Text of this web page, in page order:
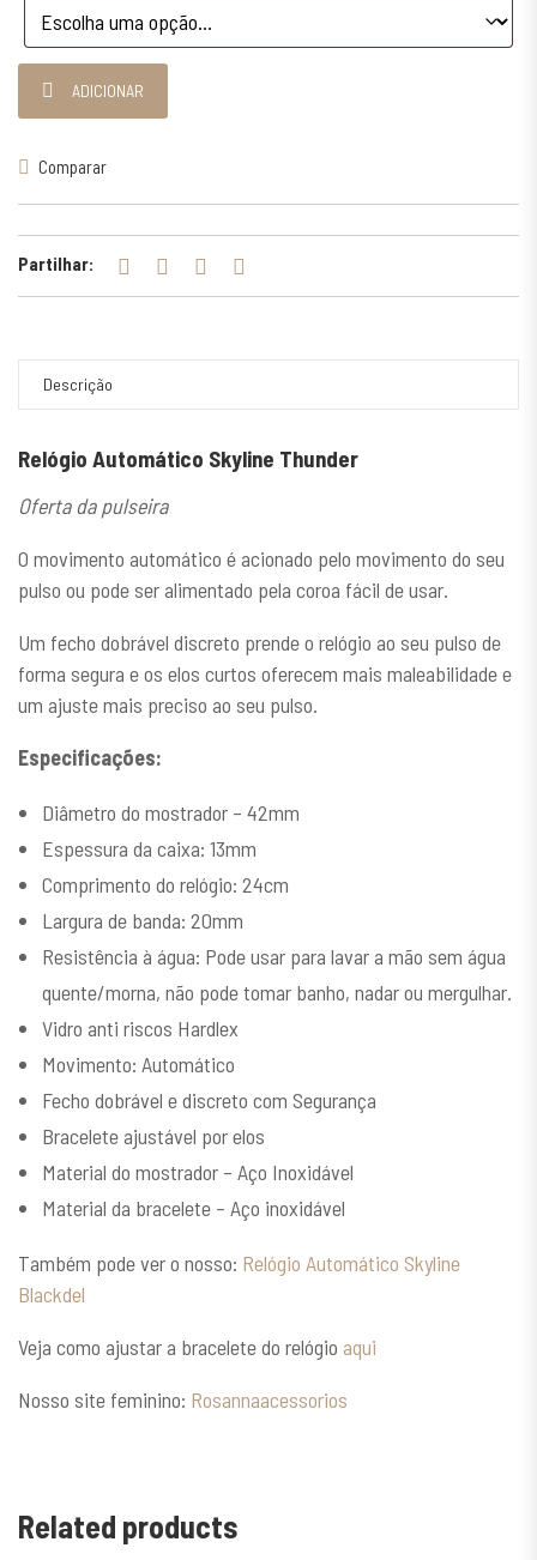
Quantidade de Relógio Automático Skyline Thunder
ADICIONAR
Comparar
Partilhar:
Descrição
Relógio Automático Skyline Thunder
Oferta da pulseira
O movimento automático é acionado pelo movimento do seu
pulso ou pode ser alimentado pela coroa fácil de usar.
Um fecho dobrável discreto prende o relógio ao seu pulso de
forma segura e os elos curtos oferecem mais maleabilidade e
um ajuste mais preciso ao seu pulso.
Especificações:
Diâmetro do mostrador – 42mm
Espessura da caixa: 13mm
Comprimento do relógio: 24cm
Largura de banda: 20mm
Resistência à água: Pode usar para lavar a mão sem água
quente/morna, não pode tomar banho, nadar ou mergulhar.
Vidro anti riscos Hardlex
Movimento: Automático
Fecho dobrável e discreto com Segurança
Bracelete ajustável por elos
Material do mostrador – Aço Inoxidável
Material da bracelete – Aço inoxidável
Também pode ver o nosso: Relógio Automático Skyline
Blackdel
Veja como ajustar a bracelete do relógio aqui
Nosso site feminino: Rosannaacessorios
Related products